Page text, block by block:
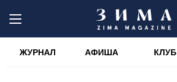
ЖУРНАЛ АФИША КЛУБ